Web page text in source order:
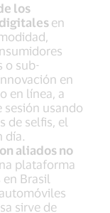
los
en
o sub-
en
en línea, a
sesión usando
de selfis, el
día.
aliados no
plataforma
Brasil
sirve de